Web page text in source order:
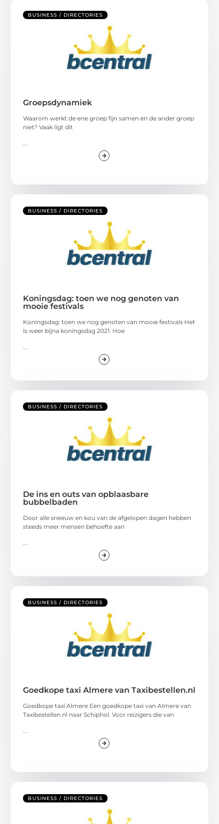
BUSINESS / DIRECTORIES
Groepsdynamiek
Waarom werkt de ene groep fijn samen en de ander groep
niet? Vaak ligt dit
BUSINESS / DIRECTORIES
Koningsdag: toen we nog genoten van
mooie festivals
Koningsdag: toen we nog genoten van mooie festivals Het
is weer bijna koningsdag 2021. Hoe
BUSINESS / DIRECTORIES
De ins en outs van opblaasbare
bubbelbaden
Door alle sneeuw en kou van de afgelopen dagen hebben
steeds meer mensen behoefte aan
BUSINESS / DIRECTORIES
Goedkope taxi Almere van Taxibestellen.nl
Goedkope taxi Almere Een goedkope taxi van Almere van
Taxibestellen.nl naar Schiphol. Voor reizigers die van
BUSINESS / DIRECTORIES